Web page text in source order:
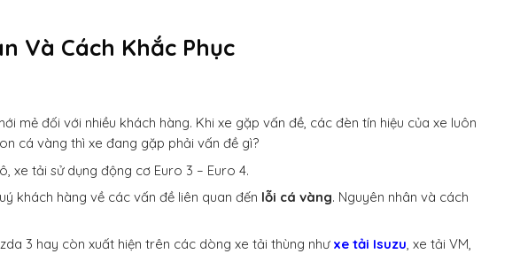
Và Cách Khắc Phục
mẻ đối với nhiều khách hàng. Khi xe gặp vấn đề, các đèn tín hiệu của xe luôn
cá vàng thì xe đang gặp phải vấn đề gì?
tải sử dụng động cơ Euro 3 – Euro 4.
khách hàng về các vấn đề liên quan đến lỗi cá vàng. Nguyên nhân và cách
3 hay còn xuất hiện trên các dòng xe tải thùng như xe tải Isuzu, xe tải VM,